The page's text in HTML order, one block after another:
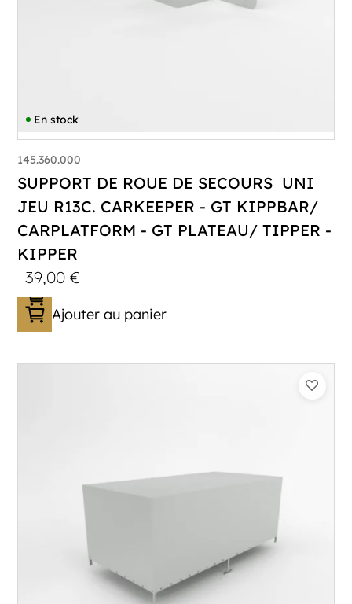
En stock
145.360.000
SUPPORT DE ROUE DE SECOURS UNI
JEU R13C. CARKEEPER - GT KIPPBAR/
CARPLATFORM - GT PLATEAU/ TIPPER -
KIPPER
39,00€
Ajouter au panier